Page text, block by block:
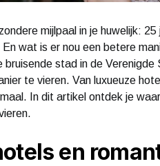
mijlpaal in je huwelijk:
wat is er nou een betere
bruisende stad in de
te vieren. Van luxueuze
In dit artikel ontdek je
en